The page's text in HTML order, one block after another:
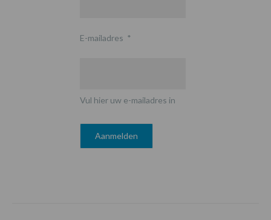
E-mailadres *
Vul hier uw e-mailadres in